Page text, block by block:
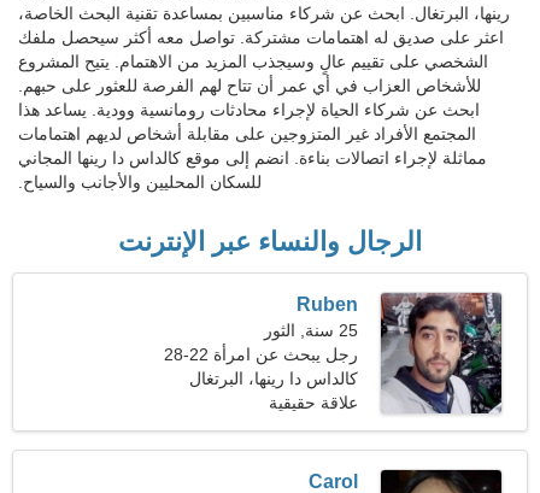
رينها، البرتغال. ابحث عن شركاء مناسبين بمساعدة تقنية البحث الخاصة،
اعثر على صديق له اهتمامات مشتركة. تواصل معه أكثر سيحصل ملفك
الشخصي على تقييم عالٍ وسيجذب المزيد من الاهتمام. يتيح المشروع
للأشخاص العزاب في أي عمر أن تتاح لهم الفرصة للعثور على حبهم.
ابحث عن شركاء الحياة لإجراء محادثات رومانسية وودية. يساعد هذا
المجتمع الأفراد غير المتزوجين على مقابلة أشخاص لديهم اهتمامات
مماثلة لإجراء اتصالات بناءة. انضم إلى موقع كالداس دا رينها المجاني
للسكان المحليين والأجانب والسياح.
الرجال والنساء عبر الإنترنت
Ruben
25 سنة, الثور
رجل يبحث عن امرأة 22-28
كالداس دا رينها، البرتغال
علاقة حقيقية
Carol